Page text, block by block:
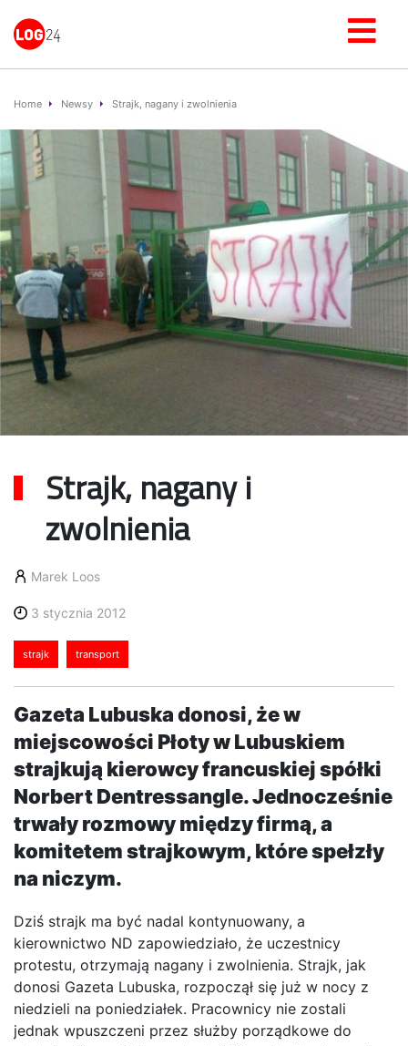
Home Newsy Strajk, nagany i zwolnienia
Strajk, nagany i
zwolnienia
Marek Loos
3 stycznia 2012
strajk transport
Gazeta Lubuska donosi, że w
miejscowości Płoty w Lubuskiem
strajkują kierowcy francuskiej spółki
Norbert Dentressangle. Jednocześnie
trwały rozmowy między firmą, a
komitetem strajkowym, które spełzły
na niczym.
Dziś strajk ma być nadal kontynuowany, a
kierownictwo ND zapowiedziało, że uczestnicy
protestu, otrzymają nagany i zwolnienia. Strajk, jak
donosi Gazeta Lubuska, rozpoczął się już w nocy z
niedzieli na poniedziałek. Pracownicy nie zostali
jednak wpuszczeni przez służby porządkowe do